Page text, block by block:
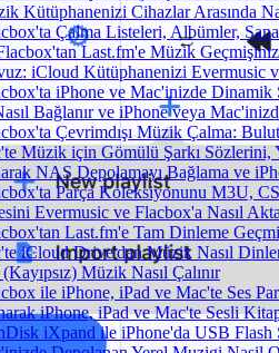
Kütüphanenizi Cihazlar Arasında
Çalma Listeleri, Albümler,
Last.fm'e Müzik
iCloud Kütüphanenizi Evermusic
iPhone ve Mac'inizde Dinamik
Bağlanır ve iPhone veya
Çevrimdışı Müzik Çalma:
Müzik için Gömülü Şarkı Sözlerini,
NAS Depolamayı Bağlama ve
Parça Koleksiyonunu M3U,
Evermusic ve Flacbox'a Nasıl
Last.fm'e Tam Dinleme
iCloud Drive'dan Müzik Nasıl
Müzik Nasıl Çalınır
ile iPhone, iPad ve Mac'te Ses
iPhone, iPad ve Mac'te Sesli
iXpand ile iPhone'da USB Flash